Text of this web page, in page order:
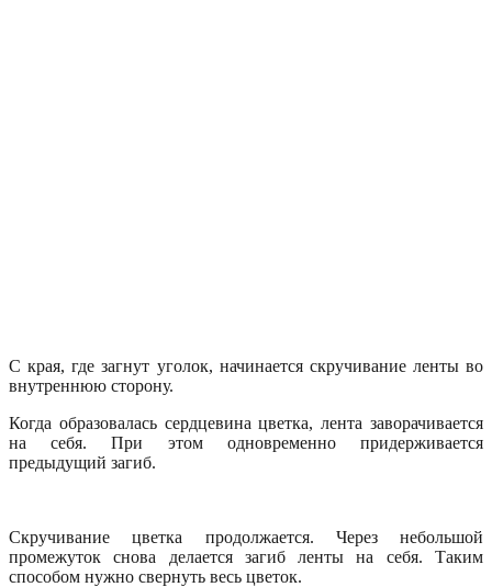
С края, где загнут уголок, начинается скручивание ленты во
внутреннюю сторону.
Когда образовалась сердцевина цветка, лента заворачивается
на себя. При этом одновременно придерживается
предыдущий загиб.
Скручивание цветка продолжается. Через небольшой
промежуток снова делается загиб ленты на себя. Таким
способом нужно свернуть весь цветок.